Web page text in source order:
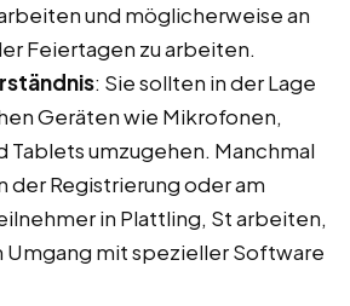
und möglicherweise an
Feiertagen zu arbeiten.
: Sie sollten in der Lage
Geräten wie Mikrofonen,
Tablets umzugehen. Manchmal
der Registrierung oder am
in Plattling, St arbeiten,
Umgang mit spezieller Software